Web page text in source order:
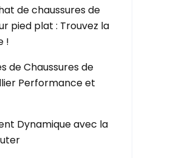
de chaussures de
pied plat : Trouvez la
!
de Chaussures de
Performance et
Dynamique avec la